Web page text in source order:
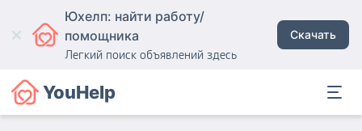
Юхелп: найти работу/
помощника
Легкий поиск объявлений здесь
Скачать
YouHelp